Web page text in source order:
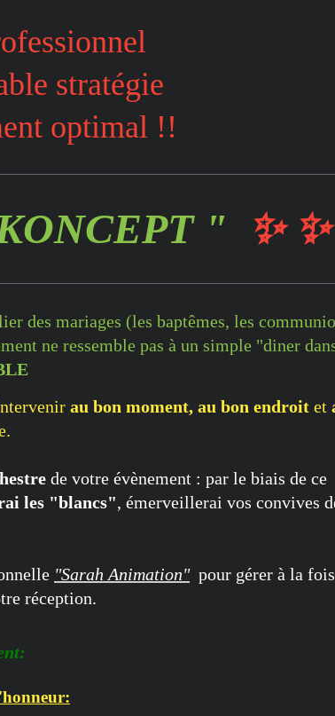
stratégie
optimal !!
" ✨ ✨
des mariages (les baptêmes, les
ne ressemble pas à un simple "diner
au bon moment, au bon endroit et
de votre évènement : par le biais de ce
les "blancs", émerveillerai vos convives
"Sarah Animation"pour gérer à la
réception.